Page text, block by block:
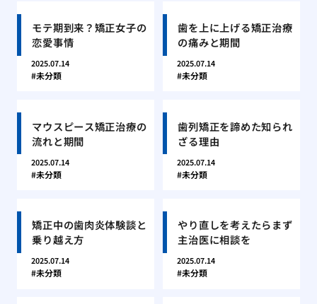
モテ期到来？矯正女子の
恋愛事情
2025.07.14
未分類
歯を上に上げる矯正治療
の痛みと期間
2025.07.14
未分類
マウスピース矯正治療の
流れと期間
2025.07.14
未分類
歯列矯正を諦めた知られ
ざる理由
2025.07.14
未分類
矯正中の歯肉炎体験談と
乗り越え方
2025.07.14
未分類
やり直しを考えたらまず
主治医に相談を
2025.07.14
未分類